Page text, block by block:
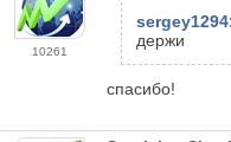
10261
sergey1294
держи
спасибо!